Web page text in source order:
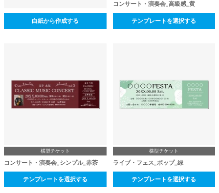
白紙から作成する
コンサート・演奏会_高級感_黄
テンプレートを選択する
横型チケット
コンサート・演奏会_シンプル_赤茶
テンプレートを選択する
横型チケット
ライブ・フェス_ポップ_緑
テンプレートを選択する